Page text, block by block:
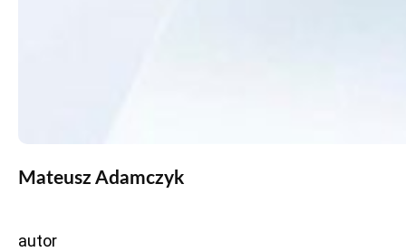
Mateusz Adamczyk
autor